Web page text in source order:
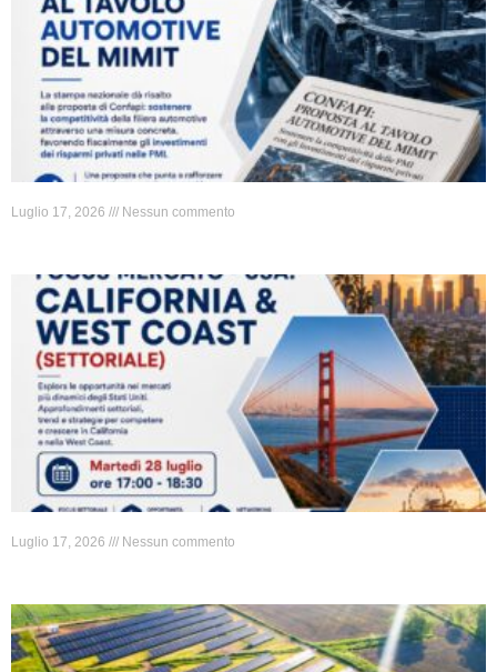
Luglio 17, 2026 Nessun commento
Luglio 17, 2026 Nessun commento